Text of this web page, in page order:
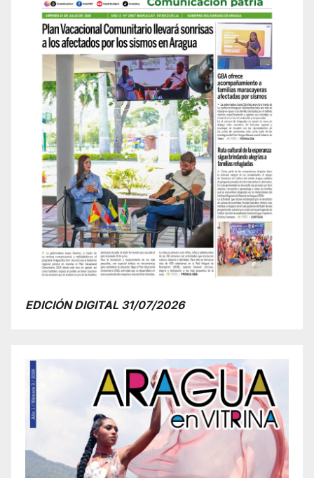
EDICIÓN DIGITAL 31/07/2026